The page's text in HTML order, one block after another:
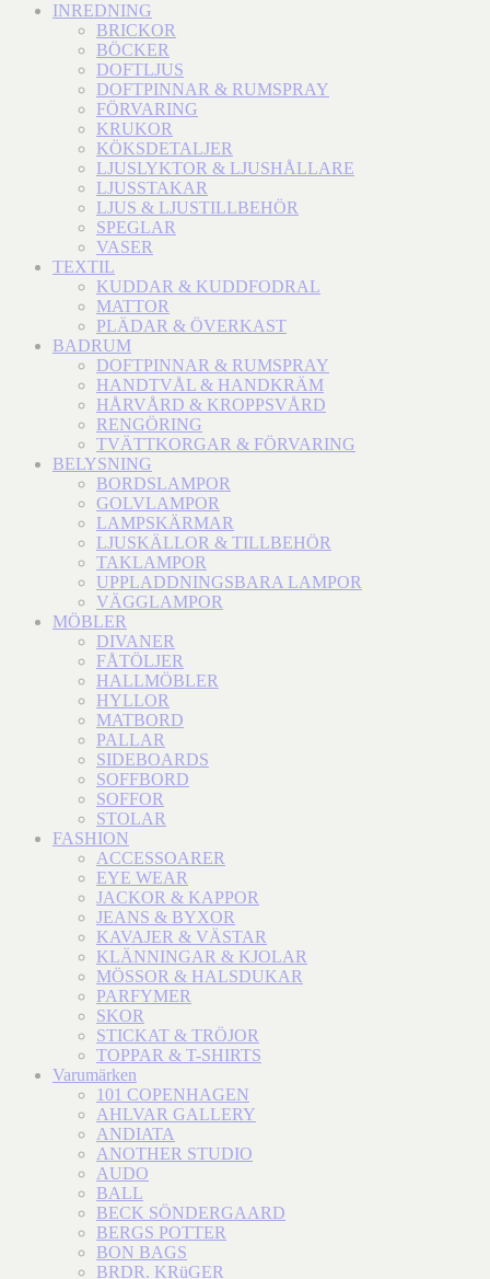
INREDNING
BRICKOR
BÖCKER
DOFTLJUS
DOFTPINNAR & RUMSPRAY
FÖRVARING
KRUKOR
KÖKSDETALJER
LJUSLYKTOR & LJUSHÅLLARE
LJUSSTAKAR
LJUS & LJUSTILLBEHÖR
SPEGLAR
VASER
TEXTIL
KUDDAR & KUDDFODRAL
MATTOR
PLÄDAR & ÖVERKAST
BADRUM
DOFTPINNAR & RUMSPRAY
HANDTVÅL & HANDKRÄM
HÅRVÅRD & KROPPSVÅRD
RENGÖRING
TVÄTTKORGAR & FÖRVARING
BELYSNING
BORDSLAMPOR
GOLVLAMPOR
LAMPSKÄRMAR
LJUSKÄLLOR & TILLBEHÖR
TAKLAMPOR
UPPLADDNINGSBARA LAMPOR
VÄGGLAMPOR
MÖBLER
DIVANER
FÅTÖLJER
HALLMÖBLER
HYLLOR
MATBORD
PALLAR
SIDEBOARDS
SOFFBORD
SOFFOR
STOLAR
FASHION
ACCESSOARER
EYE WEAR
JACKOR & KAPPOR
JEANS & BYXOR
KAVAJER & VÄSTAR
KLÄNNINGAR & KJOLAR
MÖSSOR & HALSDUKAR
PARFYMER
SKOR
STICKAT & TRÖJOR
TOPPAR & T-SHIRTS
Varumärken
101 COPENHAGEN
AHLVAR GALLERY
ANDIATA
ANOTHER STUDIO
AUDO
BALL
BECK SÖNDERGAARD
BERGS POTTER
BON BAGS
BRDR. KRüGER